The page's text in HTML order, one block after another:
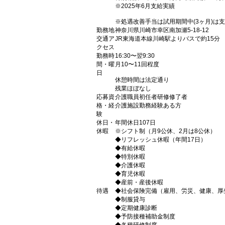
※2025年6月支給実績
※処遇改善手当は試用期間中(3ヶ月)は
勤務地神奈川県川崎市幸区南加瀬5-18-12
交通ア
クセス
JR東海道本線川崎駅よりバスで約15分
勤務時
間・曜
日
16:30〜翌9:30
月10〜11回程度
休憩時間は法定通り
残業ほぼなし
応募資
格・経
験
介護職員初任者研修修了者
介護施設勤務経験ある方
休日・
休暇
年間休日107日
※シフト制（月9公休、2月は8公休）
◆リフレッシュ休暇（年間17日）
◆有給休暇
◆特別休暇
◆介護休暇
◆育児休暇
◆産前・産後休暇
待遇
◆社会保険完備（雇用、労災、健康、厚
◆制服貸与
◆定期健康診断
◆予防接種補助金制度